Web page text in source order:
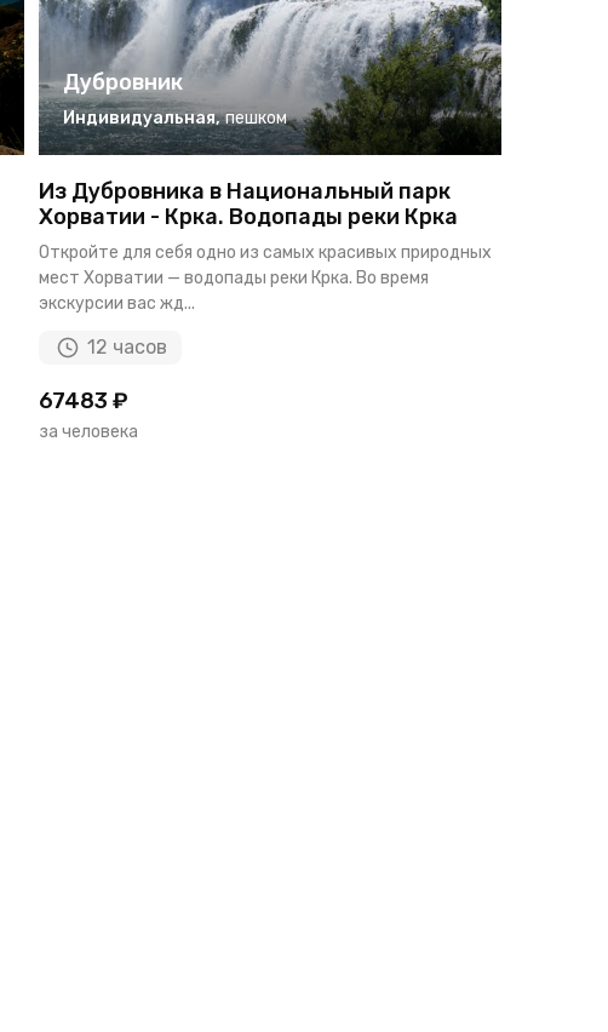
Дубровник
Индивидуальная, пешком
Из Дубровника в Национальный парк
Хорватии - Крка. Водопады реки Крка
Откройте для себя одно из самых красивых природных
мест Хорватии — водопады реки Крка. Во время
экскурсии вас жд...
12 часов
67483 ₽
за человека